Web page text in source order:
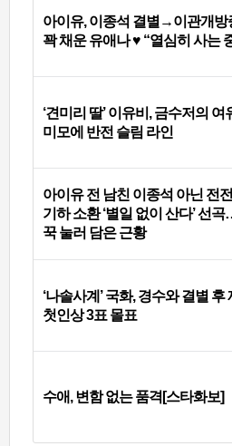
아이유, 이종석 결별→이관개
꽉 채운 유애나 ♥ “열심히 사는
‘견미리 딸’ 이유비, 금수저의
미모에 반전 슬림 라인
아이유 전 남친 이종석 아닌 전
기하 소환 ‘별일 없이 산다’ 선
꾹 눌러 담은 근황
‘나솔사계’ 국화, 경수와 결별
첫인상 3표 몰표
수애, 변함 없는 품격[스타화보]